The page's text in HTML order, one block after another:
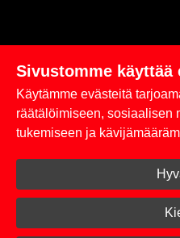
Linkit
Toimitus- ja
Kirjaudu
Sivustomme käyttää
Käytämme evästeitä
räätälöimiseen, sosiaalisen
tukemiseen ja